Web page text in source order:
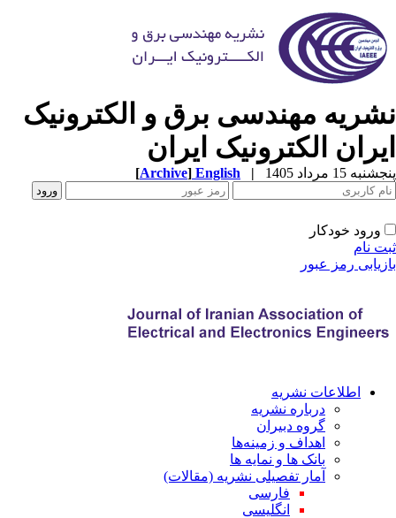
مهندسی برق و الکترونیک
الکترونیک ایران
15 مرداد 1405 |
English
[Archive]
ورود خودکار
نام
رمز عبور
اطلاعات نشریه
درباره نشریه
گروه دبیران
اهداف و زمینه‌ها
بانک ها و نمایه ها
آمار تفصیلی نشریه (مقالات)
فارسی
انگلیسی